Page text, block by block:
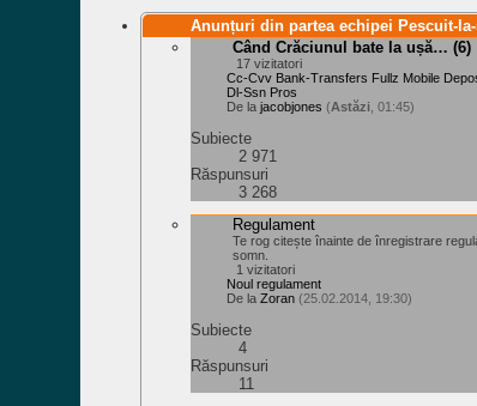
Anunțuri din partea echipei Pescuit-
Când Crăciunul bate la ușă… (6)
17 vizitatori
Cc-Cvv Bank-Transfers Fullz Mobile
Dl-Ssn Pros
De lajacobjones (Astăzi , 01:45)
Subiecte
2 971
Răspunsuri
3 268
Regulament
Te rog citește înainte de înregistrare
somn.
1 vizitatori
Noul regulament
De laZoran (25.02.2014, 19:30)
Subiecte
4
Răspunsuri
11